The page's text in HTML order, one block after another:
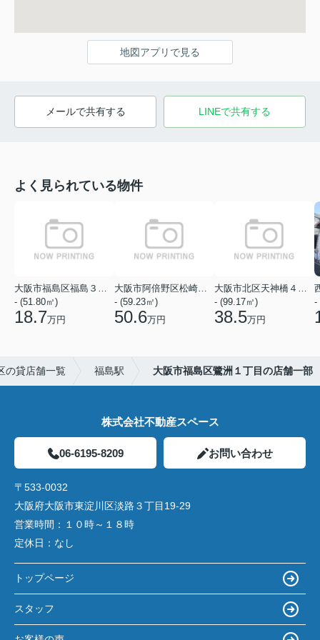
地図アプリで見る
メールで共有する LINEで共有する
よく見られている物件
- (51.80㎡)
18.7万円
- (59.23㎡)
50.6万円
- (99.17㎡)
38.5万円
-
の貸店舗一覧 福島駅 大阪市福島区鷺洲１丁目の店舗一部
株式会社不動産スペース
06-6195-8209 お問い合わせ
〒533-0032
大阪府大阪市東淀川区淡路３丁目19-29
営業時間： １０時～１８時
定休日： なし
トップページ
スタッフ